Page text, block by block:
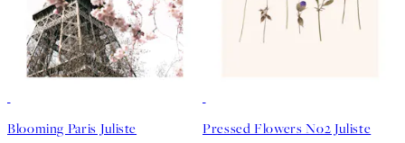
Blooming Paris Juliste Pressed Flowers No2 Juliste